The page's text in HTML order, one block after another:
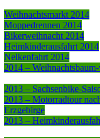
Weihnachtsmarkt 2014
Moppedrennen 2014
Bikerweihnacht 2014
Heimkinderausfahrt 2014
Nelkenfahrt 2014
2014 –
2013 – Sachsenbike-
2013 – Motorradtour
Erzgebirge
2013 –